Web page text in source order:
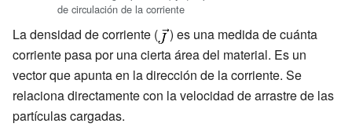
de circulación de la corriente
La densidad de corriente (
) es una medida de cuánta
corriente pasa por una cierta área del material. Es un
vector que apunta en la dirección de la corriente. Se
relaciona directamente con la velocidad de arrastre de las
partículas cargadas.